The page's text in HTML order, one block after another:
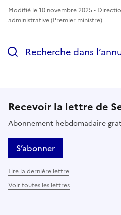
Modifié le 10 novembre 2025 -
administrative (Premier ministre)
Recherche dans
Recevoir la lettre de
Abonnement hebdomadaire
S’abonner
Lire la dernière lettre
Voir toutes les lettres